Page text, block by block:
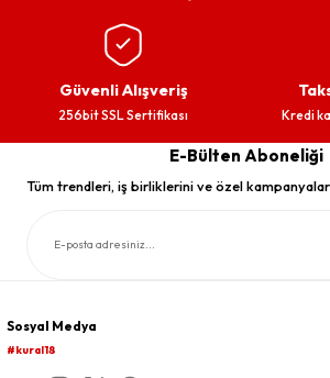
Güvenli Alışveriş
256bit SSL Sertifikası Kredi
E-Bülten Aboneliği
Tüm trendleri, iş birliklerini ve özel
Sosyal Medya
#kural18